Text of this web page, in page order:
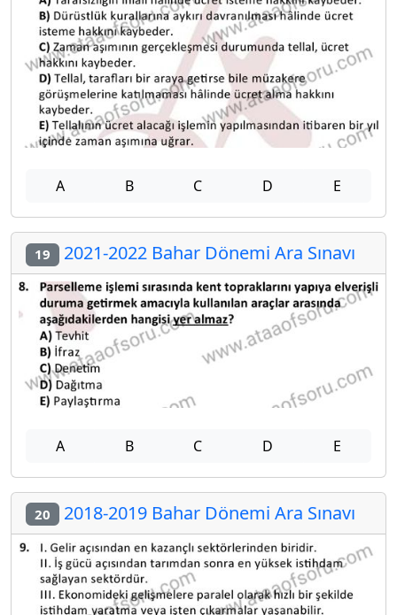
A B C D E
19 2021-2022 Bahar Dönemi Ara Sınavı
A B C D E
20 2018-2019 Bahar Dönemi Ara Sınavı